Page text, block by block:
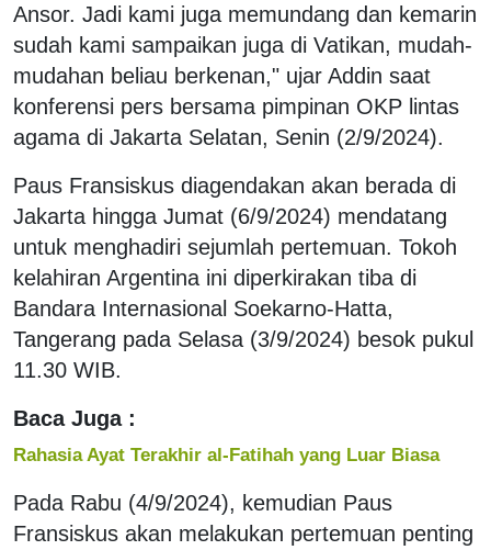
Ansor. Jadi kami juga memundang dan kemarin
sudah kami sampaikan juga di Vatikan, mudah-
mudahan beliau berkenan," ujar Addin saat
konferensi pers bersama pimpinan OKP lintas
agama di Jakarta Selatan, Senin (2/9/2024).
Paus Fransiskus diagendakan akan berada di
Jakarta hingga Jumat (6/9/2024) mendatang
untuk menghadiri sejumlah pertemuan. Tokoh
kelahiran Argentina ini diperkirakan tiba di
Bandara Internasional Soekarno-Hatta,
Tangerang pada Selasa (3/9/2024) besok pukul
11.30 WIB.
Baca Juga :
Rahasia Ayat Terakhir al-Fatihah yang Luar Biasa
Pada Rabu (4/9/2024), kemudian Paus
Fransiskus akan melakukan pertemuan penting